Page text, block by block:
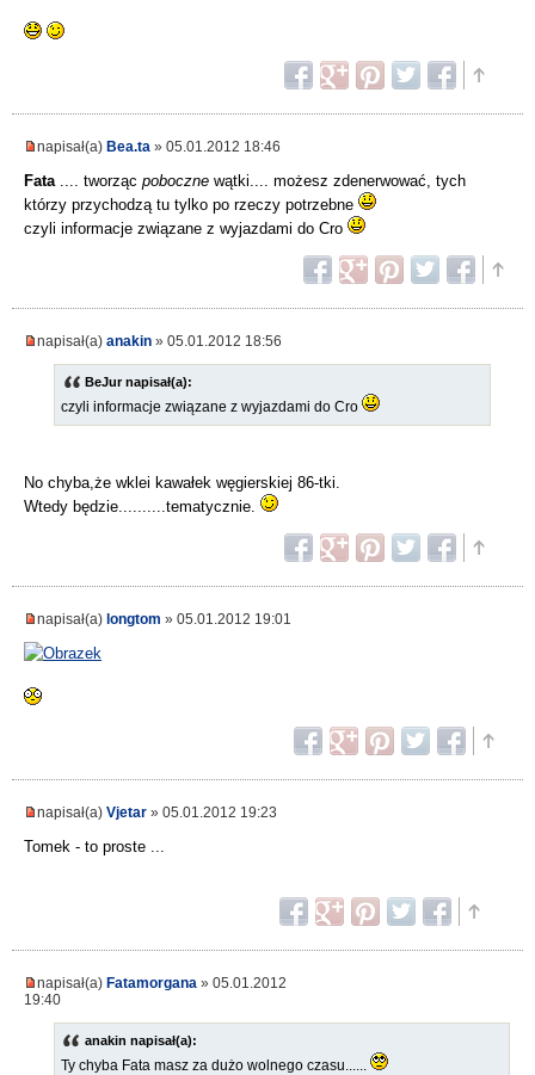
napisał(a) Bea.ta » 05.01.2012 18:46
Fata .... tworząc poboczne wątki.... możesz zdenerwować, tych
którzy przychodzą tu tylko po rzeczy potrzebne
czyli informacje związane z wyjazdami do Cro
napisał(a) anakin » 05.01.2012 18:56
BeJur napisał(a):
czyli informacje związane z wyjazdami do Cro
No chyba,że wklei kawałek węgierskiej 86-tki.
Wtedy będzie..........tematycznie.
napisał(a) longtom » 05.01.2012 19:01
napisał(a) Vjetar » 05.01.2012 19:23
Tomek - to proste ...
napisał(a) Fatamorgana » 05.01.2012
19:40
anakin napisał(a):
Ty chyba Fata masz za dużo wolnego czasu......